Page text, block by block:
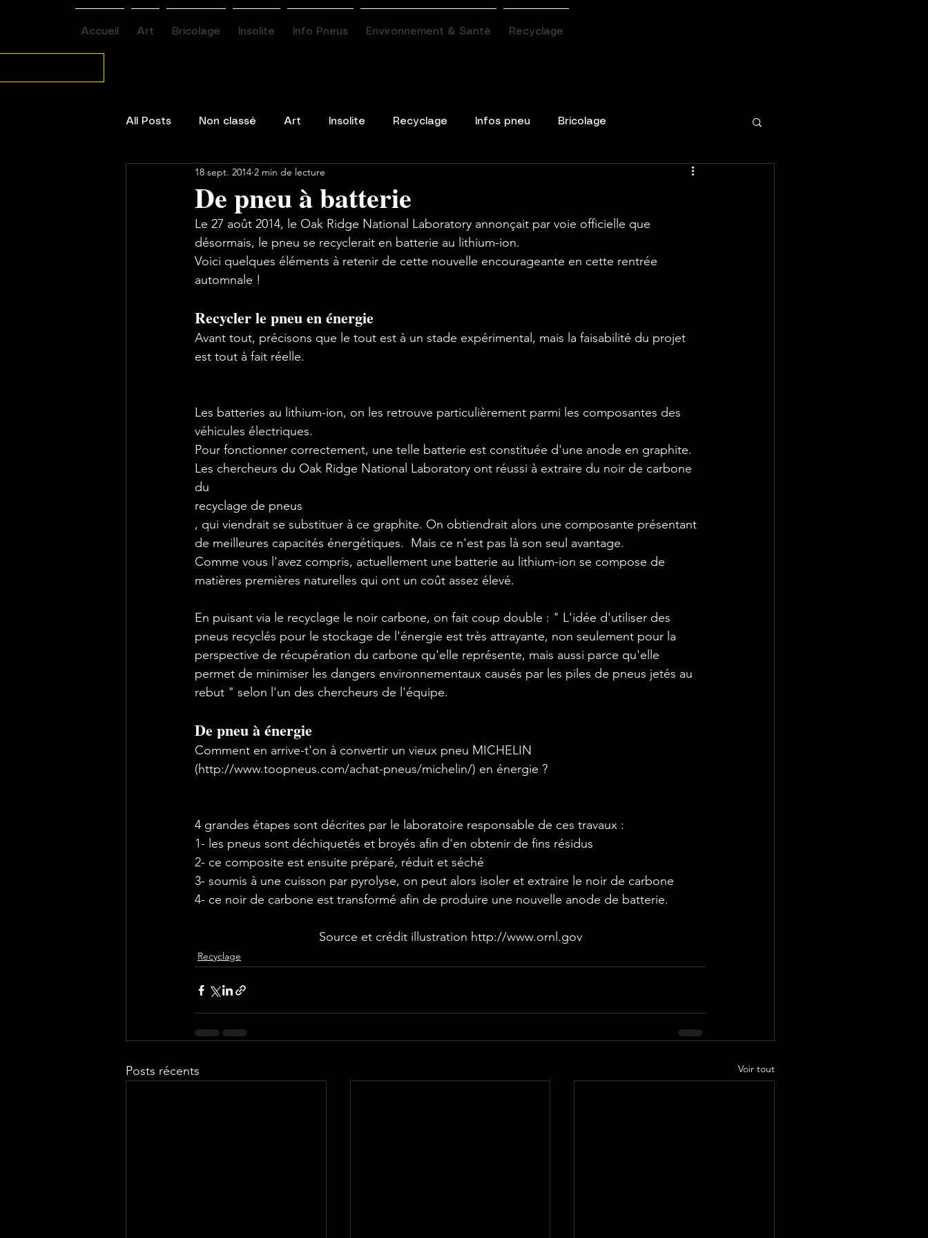
Accueil Art Bricolage Insolite Info Pneus Environnement & Santé Recyclage
All Posts Non classé Art Insolite Recyclage Infos pneu Bricolage
Environnement / santé
De pneu à batterie
18 sept. 2014 2 min de lecture
Le 27 août 2014, le Oak Ridge National Laboratory annonçait par voie officielle que
désormais, le pneu se recyclerait en batterie au lithium-ion.
Voici quelques éléments à retenir de cette nouvelle encourageante en cette rentrée
Recycler le pneu en énergie
Avant tout, précisons que le tout est à un stade expérimental, mais la faisabilité du projet
est tout à fait réelle.
Les batteries au lithium-ion, on les retrouve particulièrement parmi les composantes des
véhicules électriques.
Pour fonctionner correctement, une telle batterie est constituée d'une anode en graphite.
Les chercheurs du Oak Ridge National Laboratory ont réussi à extraire du noir de carbone
du
recyclage de pneus
, qui viendrait se substituer à ce graphite. On obtiendrait alors une composante présentant
de meilleures capacités énergétiques.  Mais ce n'est pas là son seul avantage.
Comme vous l'avez compris, actuellement une batterie au lithium-ion se compose de
matières premières naturelles qui ont un coût assez élevé.
En puisant via le recyclage le noir carbone, on fait coup double : " L'idée d'utiliser des
pneus recyclés pour le stockage de l'énergie est très attrayante, non seulement pour la
perspective de récupération du carbone qu'elle représente, mais aussi parce qu'elle
permet de minimiser les dangers environnementaux causés par les piles de pneus jetés au
De pneu à énergie
Comment en arrive-t'on à convertir un vieux pneu MICHELIN
(http://www.toopneus.com/achat-pneus/michelin/) en énergie ?
4 grandes étapes sont décrites par le laboratoire responsable de ces travaux :
1- les pneus sont déchiquetés et broyés afin d'en obtenir de fins résidus
2- ce composite est ensuite préparé, réduit et séché
3- soumis à une cuisson par pyrolyse, on peut alors isoler et extraire le noir de carbone
Source et crédit illustration http://www.ornl.gov
Recyclage
Posts récents Voir tout